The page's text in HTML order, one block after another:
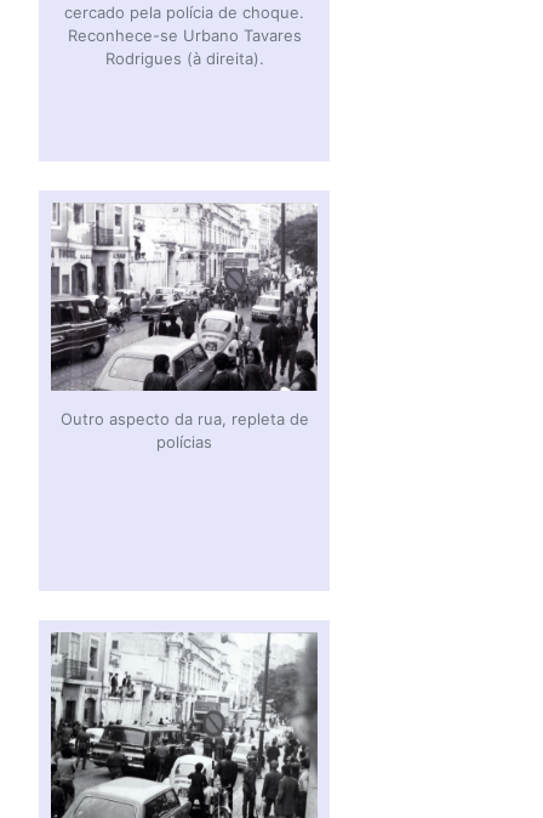
cercado pela polícia de choque.
Reconhece-se Urbano Tavares
Rodrigues (à direita).
Outro aspecto da rua, repleta de
polícias